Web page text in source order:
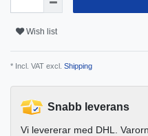
Wish list
* Incl. VAT excl. Shipping
Snabb leverans
Vi levererar med DHL.